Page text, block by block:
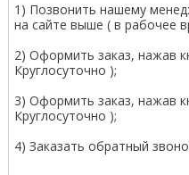
1) Позвонить нашему
на сайте выше ( в рабочее
2) Оформить заказ, нажав
Круглосуточно );
3) Оформить заказ, нажав
Круглосуточно );
4) Заказать обратный